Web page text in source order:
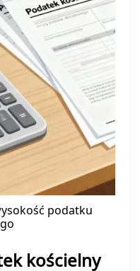
podatku
kościelny